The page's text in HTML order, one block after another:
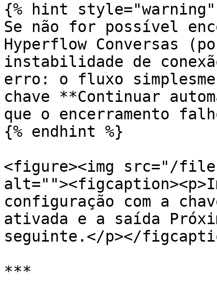
{% hint style="warning"
Se não for possível
Hyperflow Conversas
instabilidade de
erro: o fluxo
chave **Continuar
que o encerramento
{% endhint %}
<figure><img src="/
configuração com a
ativada e a saída
seguinte.</p></
***